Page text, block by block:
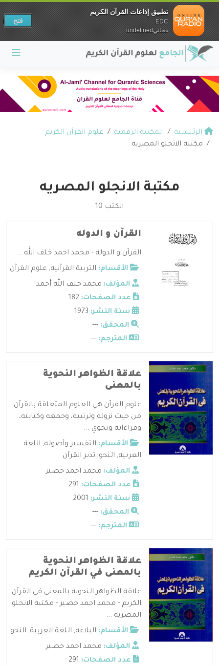
الرئيسية المكتبة الرقمية
علوم القرآن الكريم
مكتبة الانجلو المصريه
مكتبة الانجلو المصريه
الكتب 10
القرآن و الدوله
القرآن و الدولة - محمد احمد خلف الله ...
الأقسام: التربية القرآنية, علوم القرآن
المؤلف: محمد خلف الله أحمد
عدد الصفحات:
سنة النشر:
المحقق: ---
المترجم: ---
علاقة الظواهر النحوية
بالمعنى
علوم القرآن هي العلوم المتعلقة بالقرآن
من حيث نزوله وترتيبه، وجمعه وكتابته،
وقراءاته وتجوي ...
الأقسام: التفسير وأصوله, اللغة
العربية, النحو, تدبر القرآن
المؤلف: محمد احمد خضير
عدد الصفحات:
سنة النشر:
المحقق: ---
المترجم: ---
علاقة الظواهر النحوية
بالمعنى في القرآن الكريم
علاقة الظواهر النحوية بالمعنى في القرآن
الكريم - محمد احمد خضير - مكتبة الانجلو
المصريه ...
الأقسام: البلاغة, اللغة العربية, النحو
المؤلف: محمد احمد خضير
عدد الصفحات:
تطبيق إذاعات القرآن الكريم
EDC
مجانيundefined
فتح